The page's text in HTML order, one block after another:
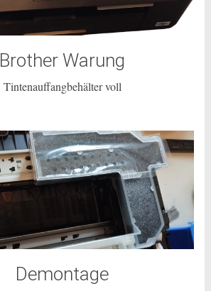
Brother Warung
Tintenauffangbehälter voll
Demontage